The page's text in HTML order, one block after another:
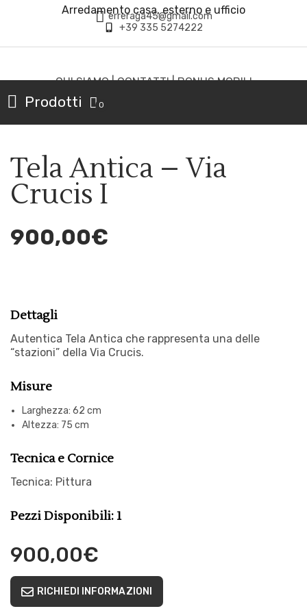
Arredamento casa, esterno e ufficio
erreraga45@gmail.com
+39 335 5274222
CHI SIAMO|CONTATTI|BONUS MOBILI
Prodotti 0
Tela Antica – Via
Crucis I
900,00€
Dettagli
Autentica Tela Antica che rappresenta una delle
“stazioni” della Via Crucis.
Misure
Larghezza: 62 cm
Altezza: 75 cm
Tecnica e Cornice
Tecnica: Pittura
Pezzi Disponibili: 1
900,00€
RICHIEDI INFORMAZIONI